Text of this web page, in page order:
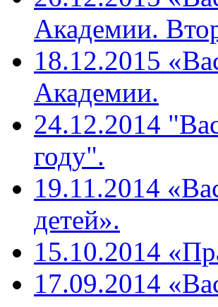
Академии.
18.12.2015
Академии.
24.12.2014
году".
19.11.2014
детей».
15.10.2014
17.09.2014